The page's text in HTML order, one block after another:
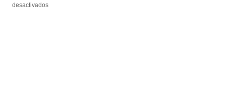
desactivadosen
desactivadosen